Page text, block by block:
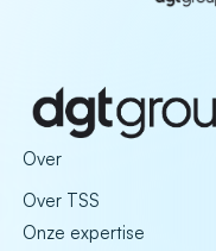
Over
Over TSS
Onze expertise